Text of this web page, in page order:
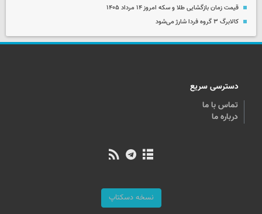
قیمت زمان بازگشایی طلا و سکه امروز ۱۴ مرداد ۱۴۰۵
کالابرگ ۳ گروه فردا شارژ می‌شود
دسترسی سریع
تماس با ما
درباره ما
نسخه دسکتاپ